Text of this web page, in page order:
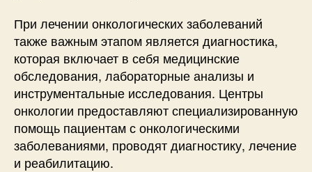
При лечении онкологических заболеваний
также важным этапом является диагностика,
которая включает в себя медицинские
обследования, лабораторные анализы и
инструментальные исследования. Центры
онкологии предоставляют специализированную
помощь пациентам с онкологическими
заболеваниями, проводят диагностику, лечение
и реабилитацию.